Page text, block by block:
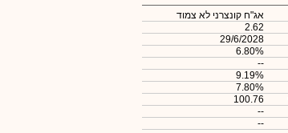
אג"ח קונצרני לא צמוד
2.62
29/6/2028
6.80%
--
9.19%
7.80%
100.76
--
--